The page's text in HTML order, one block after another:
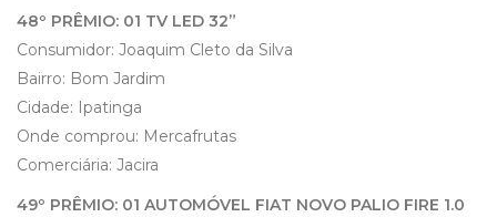
48º PRÊMIO: 01 TV LED 32”
Consumidor: Joaquim Cleto da Silva
Bairro: Bom Jardim
Cidade: Ipatinga
Onde comprou: Mercafrutas
Comerciária: Jacira
49º PRÊMIO: 01 AUTOMÓVEL FIAT NOVO PALIO FIRE 1.0